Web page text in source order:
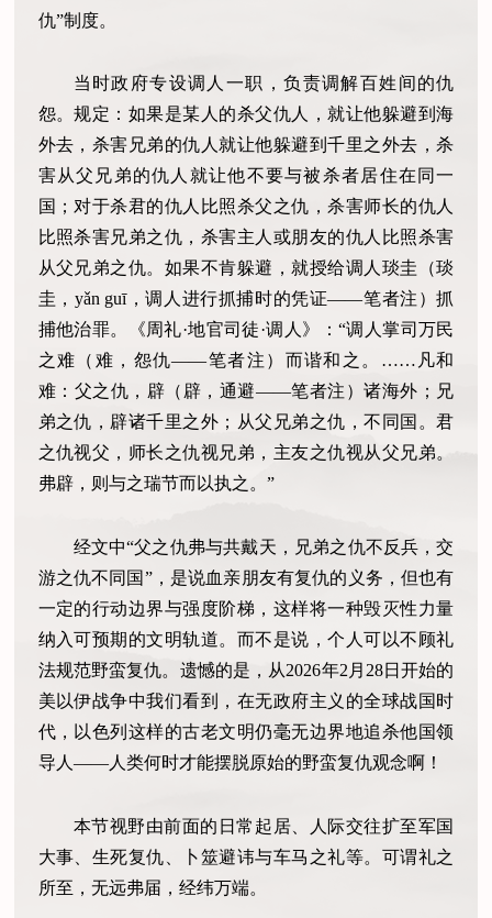
仇”制度。
当时政府专设调人一职，负责调解百姓间的仇
怨。规定：如果是某人的杀父仇人，就让他躲避到海
外去，杀害兄弟的仇人就让他躲避到千里之外去，杀
害从父兄弟的仇人就让他不要与被杀者居住在同一
国；对于杀君的仇人比照杀父之仇，杀害师长的仇人
比照杀害兄弟之仇，杀害主人或朋友的仇人比照杀害
从父兄弟之仇。如果不肯躲避，就授给调人琰圭（琰
圭，yǎn guī，调人进行抓捕时的凭证——笔者注）抓
捕他治罪。《周礼·地官司徒·调人》：“调人掌司万民
之难（难，怨仇——笔者注）而谐和之。……凡和
难：父之仇，辟（辟，通避——笔者注）诸海外；兄
弟之仇，辟诸千里之外；从父兄弟之仇，不同国。君
之仇视父，师长之仇视兄弟，主友之仇视从父兄弟。
弗辟，则与之瑞节而以执之。”
经文中“父之仇弗与共戴天，兄弟之仇不反兵，交
游之仇不同国”，是说血亲朋友有复仇的义务，但也有
一定的行动边界与强度阶梯，这样将一种毁灭性力量
纳入可预期的文明轨道。而不是说，个人可以不顾礼
法规范野蛮复仇。遗憾的是，从2026年2月28日开始的
美以伊战争中我们看到，在无政府主义的全球战国时
代，以色列这样的古老文明仍毫无边界地追杀他国领
导人——人类何时才能摆脱原始的野蛮复仇观念啊！
本节视野由前面的日常起居、人际交往扩至军国
大事、生死复仇、卜筮避讳与车马之礼等。可谓礼之
所至，无远弗届，经纬万端。